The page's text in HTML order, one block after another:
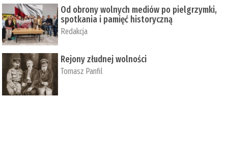
Od obrony wolnych mediów po pielgrzymki,
spotkania i pamięć historyczną
Redakcja
Rejony złudnej wolności
Tomasz Panfil